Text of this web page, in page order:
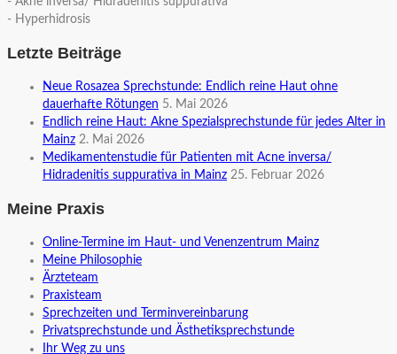
- Hyperhidrosis
Letzte Beiträge
Neue Rosazea Sprechstunde: Endlich reine Haut ohne
dauerhafte Rötungen 5. Mai 2026
Endlich reine Haut: Akne Spezialsprechstunde für jedes Alter in
Mainz 2. Mai 2026
Medikamentenstudie für Patienten mit Acne inversa/
Hidradenitis suppurativa in Mainz 25. Februar 2026
Meine Praxis
Online-Termine im Haut- und Venenzentrum Mainz
Meine Philosophie
Ärzteteam
Praxisteam
Sprechzeiten und Terminvereinbarung
Privatsprechstunde und Ästhetiksprechstunde
Ihr Weg zu uns